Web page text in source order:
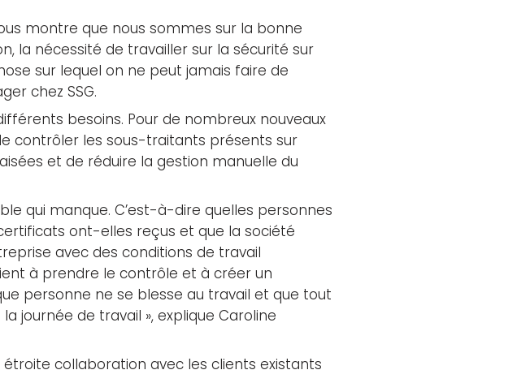
montre que nous sommes sur la bonne
la nécessité de travailler sur la sécurité sur
sur lequel on ne peut jamais faire de
chez SSG.
besoins. Pour de nombreux nouveaux
contrôler les sous-traitants présents sur
et de réduire la gestion manuelle du
qui manque. C’est-à-dire quelles personnes
ont-elles reçus et que la société
avec des conditions de travail
à prendre le contrôle et à créer un
personne ne se blesse au travail et que tout
journée de travail », explique Caroline
collaboration avec les clients existants